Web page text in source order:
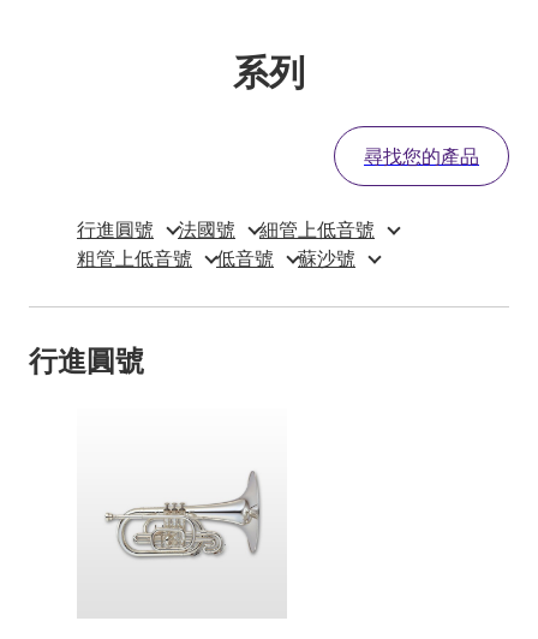
系列
尋找您的產品
行進圓號 法國號
細管上低音號
粗管上低音號
低音號 蘇沙號
行進圓號